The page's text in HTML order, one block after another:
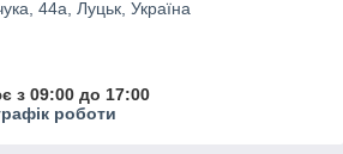
44а, Луцьк, Україна
з 09:00 до 17:00
роботи